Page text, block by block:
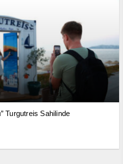
Turgutreis Sahilinde